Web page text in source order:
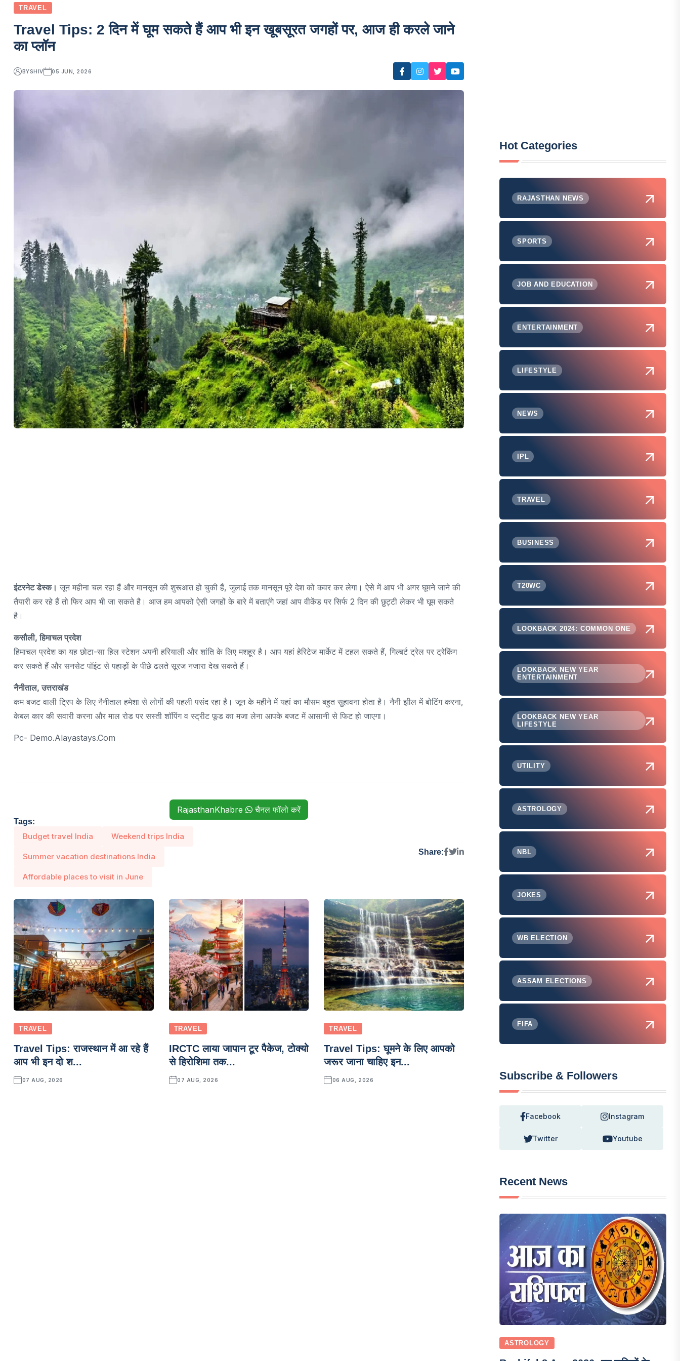
TRAVEL
Travel Tips: 2 दिन में घूम सकते हैं आप भी इन खूबसूरत जगहों पर, आज ही करले जाने
का प्लॉन
BYSHIV 05 JUN, 2026
इंटरनेट डेस्क। जून महीना चल रहा हैं और मानसून की शुरूआत हो चुकी हैं, जुलाई तक मानसून पूरे देश को कवर कर लेगा। ऐसे में आप भी अगर घूमने जाने की
तैयारी कर रहे हैं तो फिर आप भी जा सकते है। आज हम आपको ऐसी जगहों के बारे में बताएंगे जहां आप वीकेंड पर सिर्फ 2 दिन की छुट्टी लेकर भी घूम सकते
है।
कसौली, हिमाचल प्रदेश
हिमाचल प्रदेश का यह छोटा-सा हिल स्टेशन अपनी हरियाली और शांति के लिए मशहूर है। आप यहां हेरिटेज मार्केट में टहल सकते हैं, गिल्बर्ट ट्रेल पर ट्रेकिंग
कर सकते हैं और सनसेट पॉइंट से पहाड़ों के पीछे ढलते सूरज नजारा देख सकते हैं।
नैनीताल, उत्तराखंड
कम बजट वाली ट्रिप के लिए नैनीताल हमेशा से लोगों की पहली पसंद रहा है। जून के महीने में यहां का मौसम बहुत सुहावना होता है। नैनी झील में बोटिंग करना,
केबल कार की सवारी करना और माल रोड पर सस्ती शॉपिंग व स्ट्रीट फूड का मजा लेना आपके बजट में आसानी से फिट हो जाएगा।
Pc- Demo.alayastays.com
RajasthanKhabre चैनल फॉलो करें
Tags:
Budget travel India Weekend trips India
Summer vacation destinations India
Affordable places to visit in June
Share:
TRAVEL
Travel Tips: राजस्थान में आ रहे हैं
आप भी इन दो श...
07 AUG, 2026
TRAVEL
IRCTC लाया जापान टूर पैकेज, टोक्यो
से हिरोशिमा तक...
07 AUG, 2026
TRAVEL
Travel Tips: घूमने के लिए आपको
जरूर जाना चाहिए इन...
06 AUG, 2026
Hot Categories
RAJASTHAN NEWS
SPORTS
JOB AND EDUCATION
ENTERTAINMENT
LIFESTYLE
NEWS
IPL
TRAVEL
BUSINESS
T20WC
LOOKBACK 2024: COMMON ONE
LOOKBACK NEW YEAR
ENTERTAINMENT
LOOKBACK NEW YEAR
LIFESTYLE
UTILITY
ASTROLOGY
NBL
JOKES
WB ELECTION
ASSAM ELECTIONS
FIFA
Subscribe & Followers
Facebook Instagram
Twitter Youtube
Recent News
ASTROLOGY